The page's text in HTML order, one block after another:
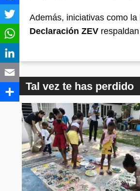
Además, iniciativas como la
Declaración ZEV
Tal vez te has perdido